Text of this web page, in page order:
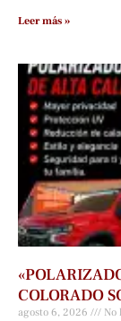
Leer más »
COLORADO
agosto 6, 2026 No